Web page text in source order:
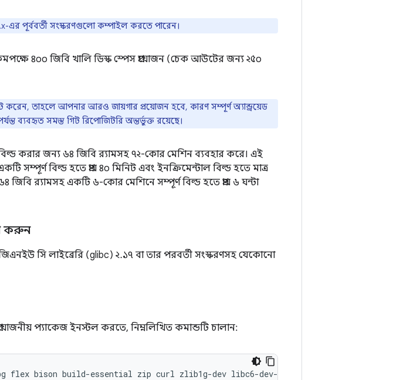
এর পূর্ববর্তী সংস্করণগুলো কম্পাইল করতে পারেন।
৪০০ জিবি খালি ডিস্ক স্পেস প্রয়োজন (চেক আউটের জন্য ২৫০
তাহলে আপনার আরও জায়গার প্রয়োজন হবে, কারণ সম্পূর্ণ অ্যান্ড্রয়েড
ব্যবহৃত সমস্ত গিট রিপোজিটরি অন্তর্ভুক্ত রয়েছে।
করার জন্য ৬৪ জিবি র‍্যামসহ ৭২-কোর মেশিন ব্যবহার করে। এই
সম্পূর্ণ বিল্ড হতে প্রায় ৪০ মিনিট এবং ইনক্রিমেন্টাল বিল্ড হতে মাত্র
র‍্যামসহ একটি ৬-কোর মেশিনে সম্পূর্ণ বিল্ড হতে প্রায় ৬ ঘন্টা
করুন
সি লাইব্রেরি (glibc) ২.১৭ বা তার পরবর্তী সংস্করণসহ যেকোনো
প্যাকেজ ইনস্টল করতে, নিম্নলিখিত কমান্ডটি চালান:
flex bison build-essential zip curl zlib1g-dev libc6-dev-i386